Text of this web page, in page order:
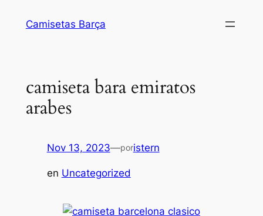
Camisetas Barça
camiseta bara emiratos
arabes
Nov 13, 2023—poristern
en Uncategorized